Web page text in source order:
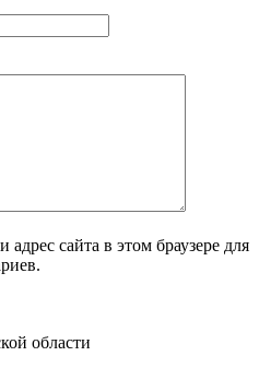
сайта в этом браузере для
области